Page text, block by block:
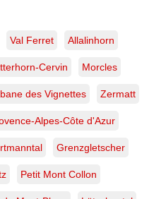
Val Ferret Allalinhorn
Cervin Morcles
des Vignettes Zermatt
Alpes-Côte d'Azur
Grenzgletscher
Petit Mont Collon